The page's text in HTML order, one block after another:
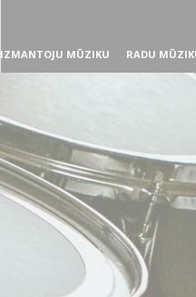
IZMANTOJU MŪZIKU RADU